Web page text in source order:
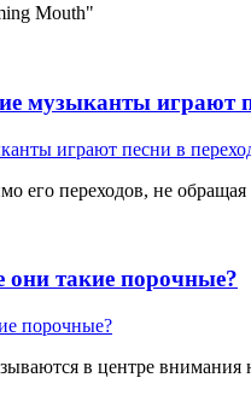
Mouth"
музыканты играют
его переходов, не
они такие порочные?
в центре внимания